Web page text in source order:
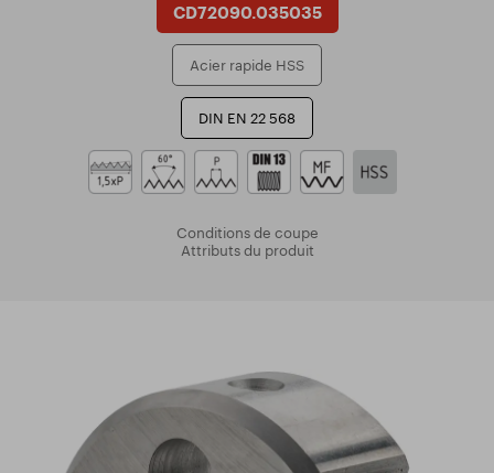
CD72090.035035
Acier rapide HSS
DIN EN 22 568
Conditions de coupe
Attributs du produit